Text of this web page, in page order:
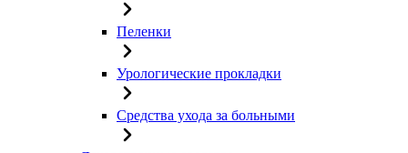
Пеленки
Урологические прокладки
Средства ухода за больными